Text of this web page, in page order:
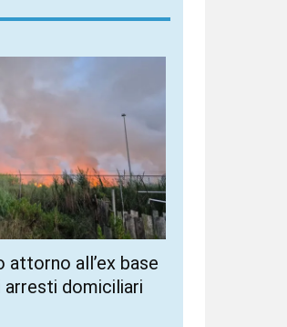
attorno all’ex base
arresti domiciliari